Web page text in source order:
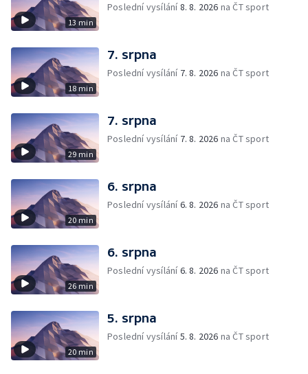
13 min
Poslední vysílání8. 8. 2026 na ČT sport
18 min
7. srpna
Poslední vysílání 7. 8. 2026 na ČT sport
29 min
7. srpna
Poslední vysílání 7. 8. 2026 na ČT sport
20 min
6. srpna
Poslední vysílání6. 8. 2026 na ČT sport
26 min
6. srpna
Poslední vysílání6. 8. 2026 na ČT sport
20 min
5. srpna
Poslední vysílání5. 8. 2026 na ČT sport